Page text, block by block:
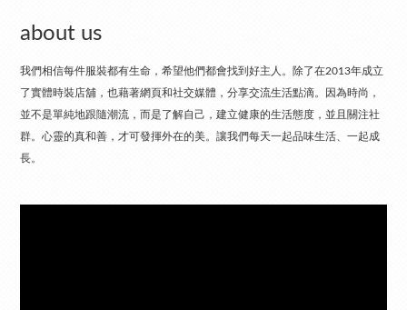
about us
我們相信每件服裝都有生命，希望他們都會找到好主人。除了在2013年成立
了實體時裝店舖，也藉著網頁和社交媒體，分享交流生活點滴。因為時尚，
並不是單純地跟隨潮流，而是了解自己，建立健康的生活態度，並且關注社
群。心靈的真和善，才可發揮外在的美。讓我們每天一起品味生活、一起成
長。